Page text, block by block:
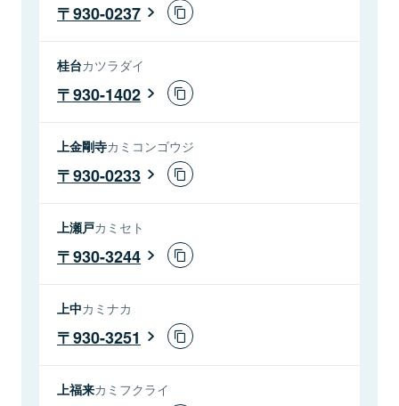
930-0237
桂台カツラダイ
930-1402
上金剛寺カミコンゴウジ
930-0233
上瀬戸カミセト
930-3244
上中カミナカ
930-3251
上福来カミフクライ